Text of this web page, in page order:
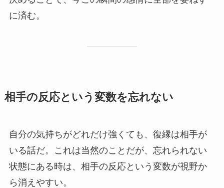
に済む。
相手の反応という変数を忘れない
自分の気持ちがどれだけ強くても、復縁は相手が
いる話だ。これは当然のことだが、忘れられない
状態にある時は、相手の反応という変数が視野か
ら消えやすい。